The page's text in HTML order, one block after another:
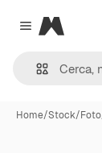
Close menu
Magnific
Home/Stock/Foto